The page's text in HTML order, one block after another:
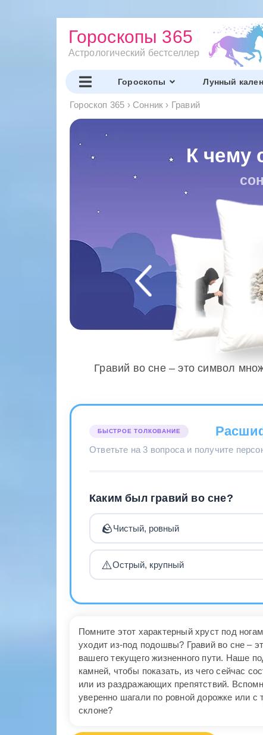
Гороскопы 365
Астрологический бестселлер
Гороскопы Лунный
Гороскоп 365 › Сонник › Гравий
К чему
Гравий во сне – это символ
БЫСТРОЕ ТОЛКОВАНИЕ
Ответьте на 3 вопроса и получите
Каким был гравий во сне?
🪨Чистый, ровный
⚠️Острый, крупный
Помните этот характерный хруст под
уходит из-под подошвы? Гравий во сне –
вашего текущего жизненного пути. Наше
камней, чтобы показать, из чего сейчас
или из раздражающих препятствий.
уверенно шагали по ровной дорожке или
склоне?